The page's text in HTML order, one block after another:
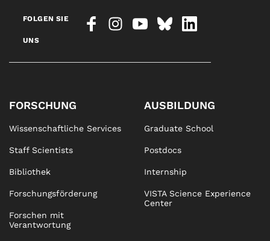
FOLGEN SIE
UNS
FORSCHUNG
Wissenschaftliche Services
Staff Scientists
Bibliothek
Forschungsförderung
Forschen mit
Verantwortung
AUSBILDUNG
Graduate School
Postdocs
Internship
VISTA Science Experience
Center